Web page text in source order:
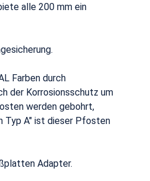
alle 200 mm ein
Farben durch
der Korrosionsschutz um
werden gebohrt,
Typ A" ist dieser Pfosten
Adapter.